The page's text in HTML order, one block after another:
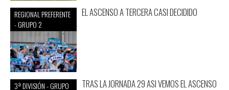
REGIONAL PREFERENTE
- GRUPO 2
EL ASCENSO A TERCERA CASI DECIDIDO
3ª DIVISIÓN - GRUPO
TRAS LA JORNADA 29 ASI VEMOS EL ASCENSO